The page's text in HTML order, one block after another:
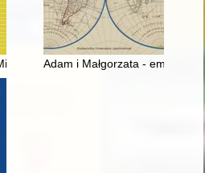
Iwanicki (1928-2005) i
Adam i Małgorzata -